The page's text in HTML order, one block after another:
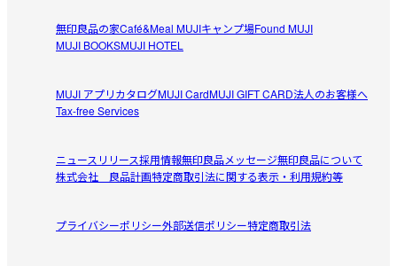
無印良品の家Café&Meal MUJIキャンプ場Found MUJI
MUJI BOOKSMUJI HOTEL
MUJI アプリカタログMUJI CardMUJI GIFT CARD法人のお客様へ
Tax-free Services
ニュースリリース採用情報無印良品メッセージ無印良品について
株式会社 良品計画特定商取引法に関する表示・利用規約等
プライバシーポリシー外部送信ポリシー特定商取引法